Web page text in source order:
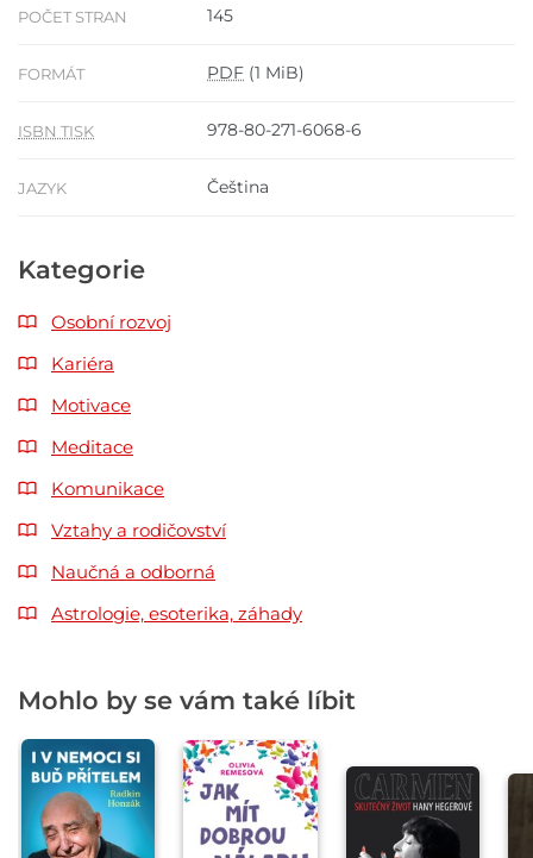
POČET STRAN 145
FORMÁT PDF (1 MiB)
ISBN TISK 978-80-271-6068-6
JAZYK Čeština
Kategorie
Osobní rozvoj
Kariéra
Motivace
Meditace
Komunikace
Vztahy a rodičovství
Naučná a odborná
Astrologie, esoterika, záhady
Mohlo by se vám také líbit